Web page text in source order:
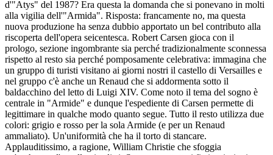
d'"Atys" del 1987? Era questa la domanda che si ponevano in molti
alla vigilia dell'"Armida". Risposta: francamente no, ma questa
nuova produzione ha senza dubbio apportato un bel contributo alla
riscoperta dell'opera seicentesca. Robert Carsen gioca con il
prologo, sezione ingombrante sia perché tradizionalmente sconnessa
rispetto al resto sia perché pomposamente celebrativa: immagina che
un gruppo di turisti visitano ai giorni nostri il castello di Versailles e
nel gruppo c'è anche un Renaud che si addormenta sotto il
baldacchino del letto di Luigi XIV. Come noto il tema del sogno è
centrale in "Armide" e dunque l'espediente di Carsen permette di
legittimare in qualche modo quanto segue. Tutto il resto utilizza due
colori: grigio e rosso per la sola Armide (e per un Renaud
ammaliato). Un'uniformità che ha il torto di stancare.
Applauditissimo, a ragione, William Christie che sfoggia